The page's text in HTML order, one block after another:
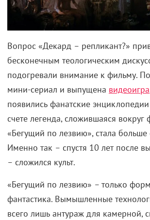
Вопрос «Декард – репликант?»
бесконечным теологическим
подогревали внимание к фильму.
мини-сериал и выпущена видеоигра
появились фанатские
счете легенда, сложившаяся вокруг
«Бегущий по лезвию», стала больше
Именно так – спустя 10 лет после
– сложился культ.
«Бегущий по лезвию» – только
фантастика. Вымышленные
всего лишь антураж для камерной,